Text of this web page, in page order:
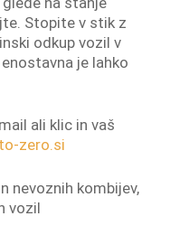
Stopite v stik z
odkup vozil v
je lahko
ali klic in vaš
zero.si
nevoznih kombijev,
vozil